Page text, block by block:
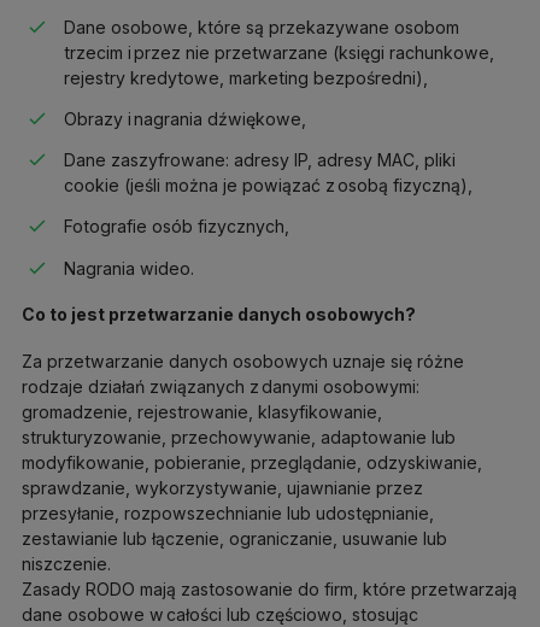
Dane osobowe, które są przekazywane osobom
trzecim i przez nie przetwarzane (księgi rachunkowe,
rejestry kredytowe, marketing bezpośredni),
Obrazy i nagrania dźwiękowe,
Dane zaszyfrowane: adresy IP, adresy MAC, pliki
cookie (jeśli można je powiązać z osobą fizyczną),
Fotografie osób fizycznych,
Nagrania wideo.
Co to jest przetwarzanie danych osobowych?
Za przetwarzanie danych osobowych uznaje się różne
rodzaje działań związanych z danymi osobowymi:
gromadzenie, rejestrowanie, klasyfikowanie,
strukturyzowanie, przechowywanie, adaptowanie lub
modyfikowanie, pobieranie, przeglądanie, odzyskiwanie,
sprawdzanie, wykorzystywanie, ujawnianie przez
przesyłanie, rozpowszechnianie lub udostępnianie,
zestawianie lub łączenie, ograniczanie, usuwanie lub
niszczenie.
Zasady RODO mają zastosowanie do firm, które przetwarzają
dane osobowe w całości lub częściowo, stosując